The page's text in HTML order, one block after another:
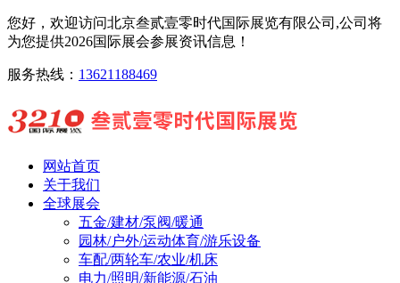
您好，欢迎访问北京叁贰壹零时代国际展览有限公司,公司将
为您提供2026国际展会参展资讯信息！
服务热线： 13621188469
网站首页
关于我们
全球展会
五金/建材/泵阀/暖通
园林/户外/运动体育/游乐设备
车配/两轮车/农业/机床
电力/照明/新能源/石油